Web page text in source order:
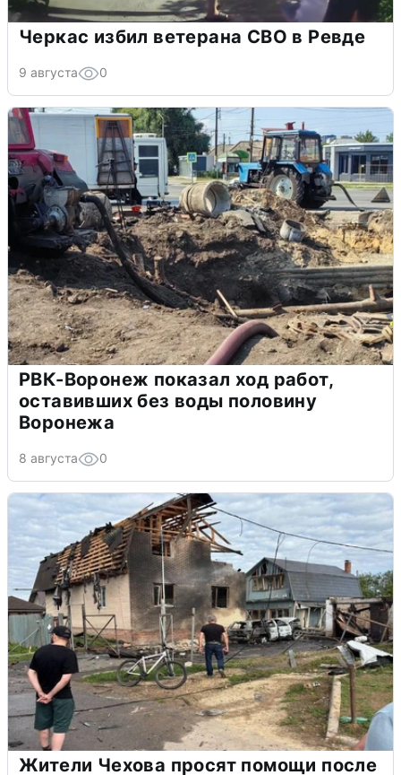
Черкас избил ветерана СВО в Ревде
9 августа 0
РВК-Воронеж показал ход работ,
оставивших без воды половину
Воронежа
8 августа 0
Жители Чехова просят помощи после